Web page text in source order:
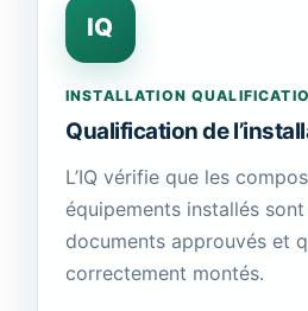
IQ
INSTALLATION
Qualification de
L’IQ vérifie que les
équipements installés
documents approuvés et
correctement montés.